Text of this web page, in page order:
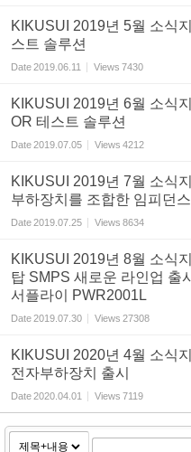
KIKUSUI 2019년 5월 소식
스트 솔루션
Date2019.06.11 Views 7430
KIKUSUI 2019년 6월 소식
OR 테스트 솔루션
Date2019.07.05 Views 4212
KIKUSUI 2019년 7월 소식
부하장치를 조합한 임피던
Date2019.07.25 Views 8634
KIKUSUI 2019년 8월 소식
탑 SMPS 새로운 라인업 출
서플라이 PWR2001L
Date2019.07.30 Views 27308
KIKUSUI 2020년 4월 소식
전자부하장치 출시
Date2020.04.01 Views 7119